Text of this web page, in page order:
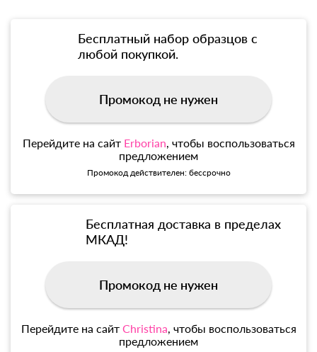
Бесплатный набор образцов с
любой покупкой.
Промокод не нужен
Перейдите на сайт Erborian, чтобы воспользоваться
предложением
Промокод действителен: бессрочно
Бесплатная доставка в пределах
МКАД!
Промокод не нужен
Перейдите на сайт Christina, чтобы воспользоваться
предложением